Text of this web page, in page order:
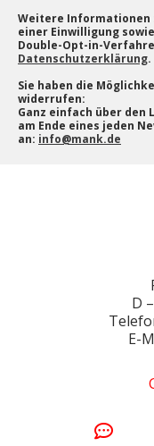
Weitere Informationen
einer Einwilligung
Double-Opt-in-
Datenschutzerklärung.
Sie haben die
widerrufen:
Ganz einfach über den
am Ende eines jeden
an: info@mank.de
D
E-